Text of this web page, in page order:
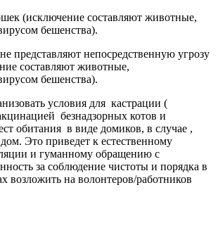
(исключение составляют животные,
бешенства).
представляют непосредственную угрозу
составляют животные,
бешенства).
условия для кастрации (
безнадзорных котов и
обитания в виде домиков, в случае ,
Это приведет к естественному
и гуманному обращению с
за соблюдение чистоты и порядка в
возложить на волонтеров/работников